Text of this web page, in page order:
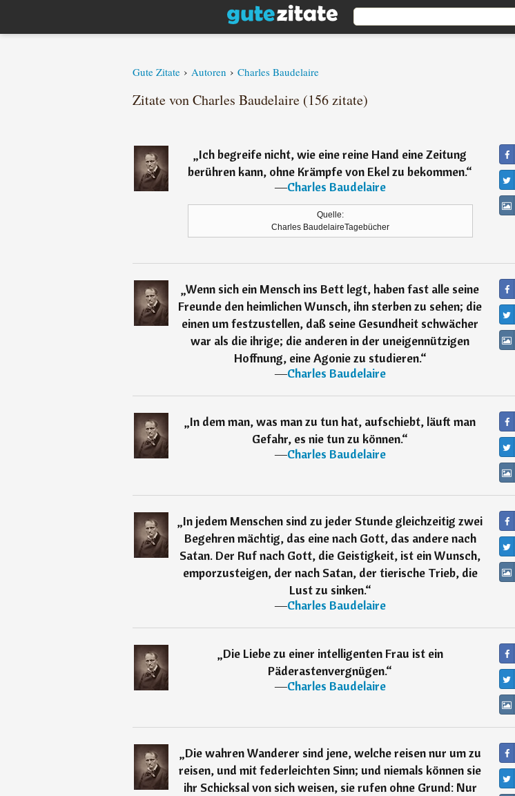
Gute Zitate › Autoren › Charles Baudelaire
Zitate von Charles Baudelaire (156 zitate)
„Ich begreife nicht, wie eine reine Hand eine Zeitung
berühren kann, ohne Krämpfe von Ekel zu bekommen.“
―Charles Baudelaire
Quelle:
Charles BaudelaireTagebücher
„Wenn sich ein Mensch ins Bett legt, haben fast alle seine
Freunde den heimlichen Wunsch, ihn sterben zu sehen; die
einen um festzustellen, daß seine Gesundheit schwächer
war als die ihrige; die anderen in der uneigennützigen
Hoffnung, eine Agonie zu studieren.“
―Charles Baudelaire
„In dem man, was man zu tun hat, aufschiebt, läuft man
Gefahr, es nie tun zu können.“
―Charles Baudelaire
„In jedem Menschen sind zu jeder Stunde gleichzeitig zwei
Begehren mächtig, das eine nach Gott, das andere nach
Satan. Der Ruf nach Gott, die Geistigkeit, ist ein Wunsch,
emporzusteigen, der nach Satan, der tierische Trieb, die
Lust zu sinken.“
―Charles Baudelaire
„Die Liebe zu einer intelligenten Frau ist ein
Päderastenvergnügen.“
―Charles Baudelaire
„Die wahren Wanderer sind jene, welche reisen nur um zu
reisen, und mit federleichten Sinn; und niemals können sie
ihr Schicksal von sich weisen, sie rufen ohne Grund: Nur